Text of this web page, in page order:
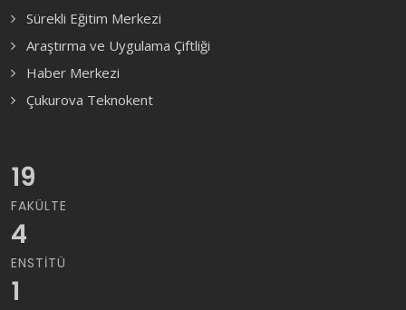
Sürekli Eğitim Merkezi
Araştırma ve Uygulama Çiftliği
Haber Merkezi
Çukurova Teknokent
19
FAKÜLTE
4
ENSTITÜ
1